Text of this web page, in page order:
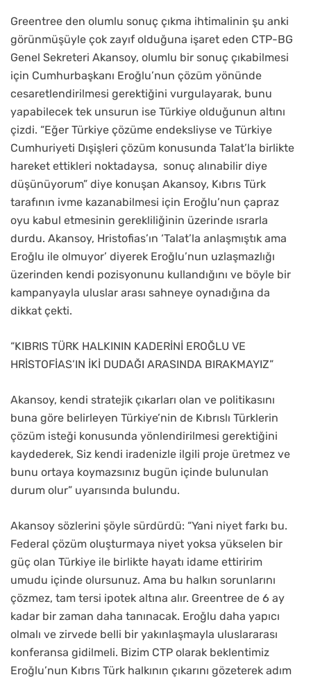
Greentree den olumlu sonuç çıkma ihtimalinin şu anki
görünmüşüyle çok zayıf olduğuna işaret eden CTP-BG
Genel Sekreteri Akansoy, olumlu bir sonuç çıkabilmesi
için Cumhurbaşkanı Eroğlu’nun çözüm yönünde
cesaretlendirilmesi gerektiğini vurgulayarak, bunu
yapabilecek tek unsurun ise Türkiye olduğunun altını
çizdi. “Eğer Türkiye çözüme endeksliyse ve Türkiye
Cumhuriyeti Dışişleri çözüm konusunda Talat’la birlikte
hareket ettikleri noktadaysa, sonuç alınabilir diye
düşünüyorum” diye konuşan Akansoy, Kıbrıs Türk
tarafının ivme kazanabilmesi için Eroğlu’nun çapraz
oyu kabul etmesinin gerekliliğinin üzerinde ısrarla
durdu. Akansoy, Hristofias’ın ‘Talat’la anlaşmıştık ama
Eroğlu ile olmuyor’ diyerek Eroğlu’nun uzlaşmazlığı
üzerinden kendi pozisyonunu kullandığını ve böyle bir
kampanyayla uluslar arası sahneye oynadığına da
dikkat çekti.
“KIBRIS TÜRK HALKININ KADERİNİ EROĞLU VE
HRİSTOFİAS’IN İKİ DUDAĞI ARASINDA BIRAKMAYIZ”
Akansoy, kendi stratejik çıkarları olan ve politikasını
buna göre belirleyen Türkiye’nin de Kıbrıslı Türklerin
çözüm isteği konusunda yönlendirilmesi gerektiğini
kaydederek, Siz kendi iradenizle ilgili proje üretmez ve
bunu ortaya koymazsınız bugün içinde bulunulan
durum olur” uyarısında bulundu.
Akansoy sözlerini şöyle sürdürdü: “Yani niyet farkı bu.
Federal çözüm oluşturmaya niyet yoksa yükselen bir
güç olan Türkiye ile birlikte hayatı idame ettiririm
umudu içinde olursunuz. Ama bu halkın sorunlarını
çözmez, tam tersi ipotek altına alır. Greentree de 6 ay
kadar bir zaman daha tanınacak. Eroğlu daha yapıcı
olmalı ve zirvede belli bir yakınlaşmayla uluslararası
konferansa gidilmeli. Bizim CTP olarak beklentimiz
Eroğlu’nun Kıbrıs Türk halkının çıkarını gözeterek adım